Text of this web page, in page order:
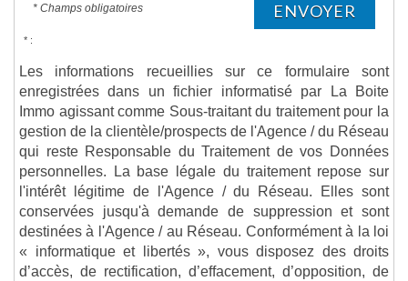
* Champs obligatoires ENVOYER
* :
Les informations recueillies sur ce formulaire sont
enregistrées dans un fichier informatisé par La Boite
Immo agissant comme Sous-traitant du traitement pour la
gestion de la clientèle/prospects de l'Agence / du Réseau
qui reste Responsable du Traitement de vos Données
personnelles. La base légale du traitement repose sur
l'intérêt légitime de l'Agence / du Réseau. Elles sont
conservées jusqu'à demande de suppression et sont
destinées à l'Agence / au Réseau. Conformément à la loi
« informatique et libertés », vous disposez des droits
d’accès, de rectification, d’effacement, d’opposition, de